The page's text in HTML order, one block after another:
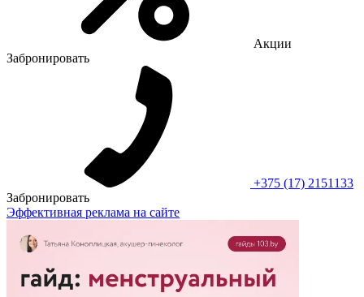
Акции
Забронировать
+375 (17) 2151133
Забронировать
Эффективная реклама на сайте